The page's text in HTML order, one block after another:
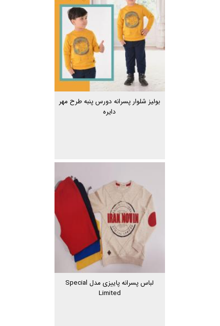
بولیز شلوار پسرانه دورس پنبه طرح مهر
دایره
لباس پسرانه پاییزی مدل Special
Limited